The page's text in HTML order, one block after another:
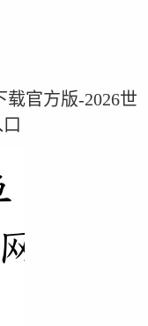
载官方版-2026世